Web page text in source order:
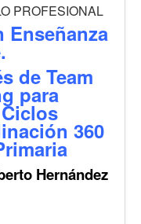
PROFESIONAL
Enseñanza
de Team
para
Ciclos
360
Hernández